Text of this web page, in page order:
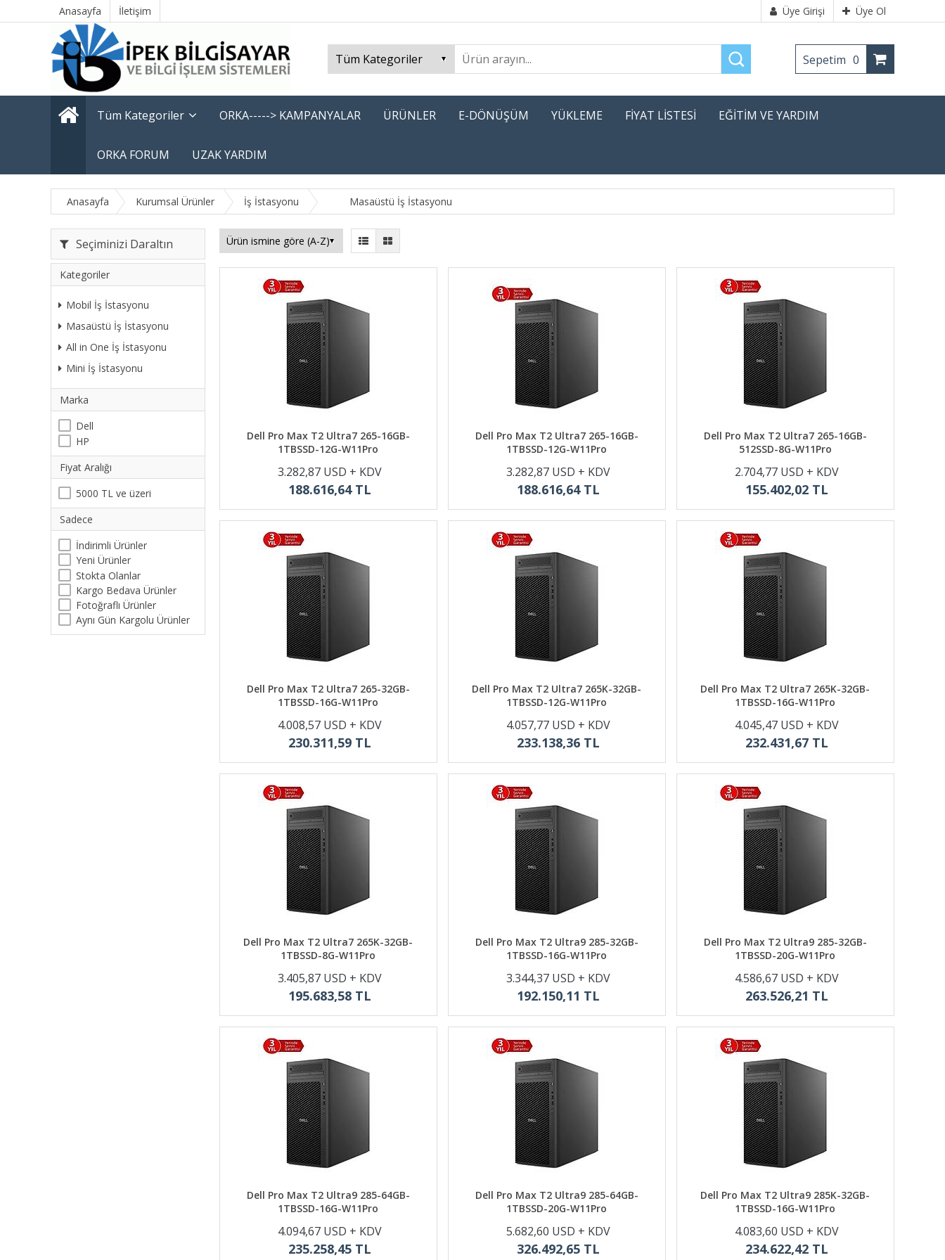
Anasayfa İletişim Üye Girişi Üye Ol
Sepetim 0
Tüm Kategoriler ORKA-----> KAMPANYALAR ÜRÜNLER E-DÖNÜŞÜM YÜKLEME FİYAT LİSTESİ EĞİTİM VE YARDIM
ORKA FORUM UZAK YARDIM
Anasayfa Kurumsal Ürünler İş İstasyonu Masaüstü İş İstasyonu
Seçiminizi Daraltın
Kategoriler
Mobil İş İstasyonu
Masaüstü İş İstasyonu
All in One İş İstasyonu
Mini İş İstasyonu
Marka
Dell
HP
Fiyat Aralığı
5000 TL ve üzeri
Sadece
İndirimli Ürünler
Yeni Ürünler
Stokta Olanlar
Kargo Bedava Ürünler
Fotoğraflı Ürünler
Aynı Gün Kargolu Ürünler
Dell Pro Max T2 Ultra7 265-16GB-
1TBSSD-12G-W11Pro
3.282,87 USD + KDV
188.616,64 TL
Dell Pro Max T2 Ultra7 265-16GB-
1TBSSD-12G-W11Pro
3.282,87 USD + KDV
188.616,64 TL
Dell Pro Max T2 Ultra7 265-16GB-
512SSD-8G-W11Pro
2.704,77 USD + KDV
155.402,02 TL
Dell Pro Max T2 Ultra7 265-32GB-
1TBSSD-16G-W11Pro
4.008,57 USD + KDV
230.311,59 TL
Dell Pro Max T2 Ultra7 265K-32GB-
1TBSSD-12G-W11Pro
4.057,77 USD + KDV
233.138,36 TL
Dell Pro Max T2 Ultra7 265K-32GB-
1TBSSD-16G-W11Pro
4.045,47 USD + KDV
232.431,67 TL
Dell Pro Max T2 Ultra7 265K-32GB-
1TBSSD-8G-W11Pro
3.405,87 USD + KDV
195.683,58 TL
Dell Pro Max T2 Ultra9 285-32GB-
1TBSSD-16G-W11Pro
3.344,37 USD + KDV
192.150,11 TL
Dell Pro Max T2 Ultra9 285-32GB-
1TBSSD-20G-W11Pro
4.586,67 USD + KDV
263.526,21 TL
Dell Pro Max T2 Ultra9 285-64GB-
1TBSSD-16G-W11Pro
4.094,67 USD + KDV
235.258,45 TL
Dell Pro Max T2 Ultra9 285-64GB-
1TBSSD-20G-W11Pro
5.682,60 USD + KDV
326.492,65 TL
Dell Pro Max T2 Ultra9 285K-32GB-
1TBSSD-16G-W11Pro
4.083,60 USD + KDV
234.622,42 TL